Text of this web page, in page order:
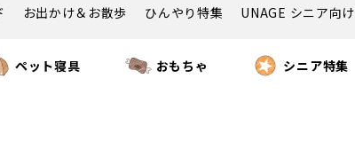
お出かけ＆お散歩 ひんやり特集 UNAGE シニア向け
ペット寝具 おもちゃ シニア特集